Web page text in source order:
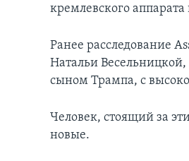
кремлевского
Ранее расследование
Натальи
сыном Трампа, с
Человек, стоящий за
новые.